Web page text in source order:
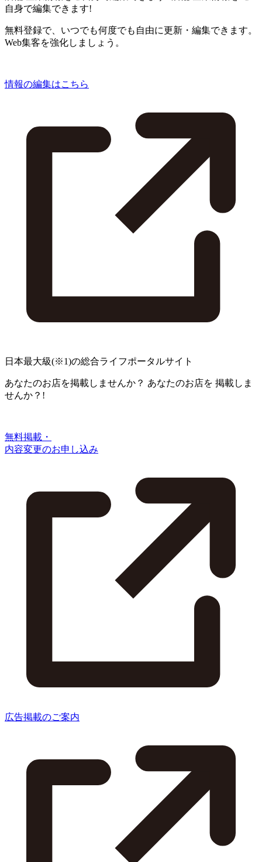
自身で編集できます!
無料登録で、いつでも何度でも自由に更新・編集できます。
Web集客を強化しましょう。
情報の編集はこちら
日本最大級(※1)の総合ライフポータルサイト
あなたのお店を掲載しませんか？ あなたのお店を 掲載しま
せんか？!
無料掲載・
内容変更のお申し込み
広告掲載のご案内